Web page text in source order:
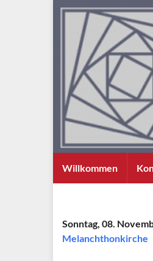
Willkommen
Sonntag, 08.
Melanchthonkirche